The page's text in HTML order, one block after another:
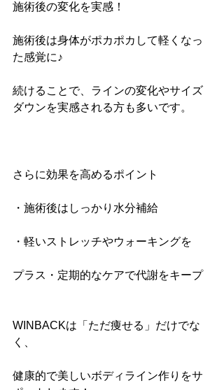
施術後の変化を実感！
施術後は身体がポカポカして軽くなっ
た感覚に♪
続けることで、ラインの変化やサイズ
ダウンを実感される方も多いです。
さらに効果を高めるポイント
・施術後はしっかり水分補給
・軽いストレッチやウォーキングを
プラス・定期的なケアで代謝をキープ
WINBACKは「ただ痩せる」だけでな
く、
健康的で美しいボディライン作りをサ